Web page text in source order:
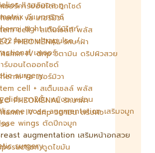
เซอร์คาร์บอนไดออกไซด์
va เทอร์มิวา
cell + สเต็มเซลล์ พลัส
PHEOMENAL รักษาฝ้า
IV drip วิตามิน ดริปผิวสวย
surgery
ตา2ชั้น หนังตาหย่อน
nose augmentation เสริมจมูก
wings ตัดปีกจมูก
augmentation เสริมหน้าอกสวย
ดูดไขมัน
II เฮลิออส ทู
อีแมททริกซ์
tight เทอร์มิไทท์
laser ultrapulse /
เลเซอร์
ร์บอนไดออกไซด์
va เทอร์มิวา
cell + สเต็มเซลล์ พลัส
PHEOMENAL รักษาฝ้า
IV drip วิตามิน ดริปผิว
ย
surgery